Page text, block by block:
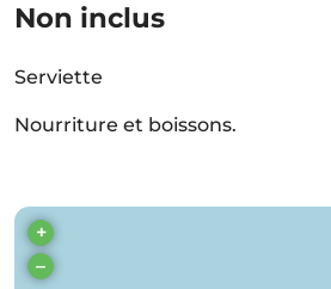
Non inclus
Serviette
Nourriture et boissons.
+
–